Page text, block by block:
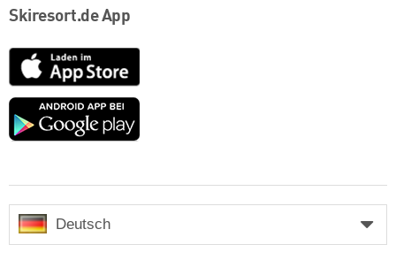
Skiresort.de App
App
Store
Google
Deutsch